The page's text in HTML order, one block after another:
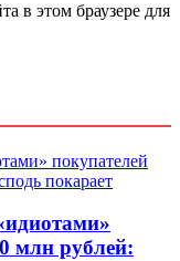
в этом браузере для
млн рублей: